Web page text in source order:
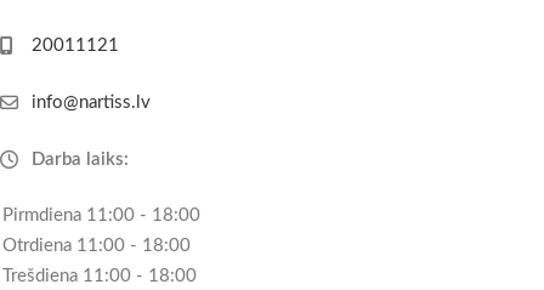
20011121
info@nartiss.lv
Darba laiks:
Pirmdiena 11:00 - 18:00
Otrdiena 11:00 - 18:00
Trešdiena 11:00 - 18:00